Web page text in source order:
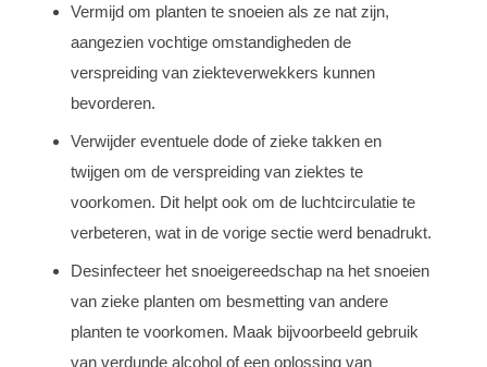
Vermijd om planten te snoeien als ze nat zijn,
aangezien vochtige omstandigheden de
verspreiding van ziekteverwekkers kunnen
bevorderen.
Verwijder eventuele dode of zieke takken en
twijgen om de verspreiding van ziektes te
voorkomen. Dit helpt ook om de luchtcirculatie te
verbeteren, wat in de vorige sectie werd benadrukt.
Desinfecteer het snoeigereedschap na het snoeien
van zieke planten om besmetting van andere
planten te voorkomen. Maak bijvoorbeeld gebruik
van verdunde alcohol of een oplossing van